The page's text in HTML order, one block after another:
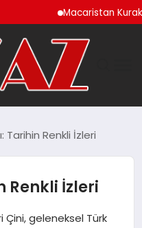
Macaristan Kuraklık
Tarihin Renkli İzleri
Renkli İzleri
Çini, geleneksel Türk